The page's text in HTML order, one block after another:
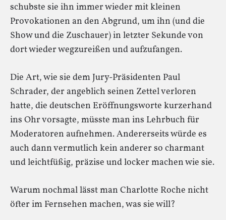
schubste sie ihn immer wieder mit kleinen
Provokationen an den Abgrund, um ihn (und die
Show und die Zuschauer) in letzter Sekunde von
dort wieder wegzureißen und aufzufangen.
Die Art, wie sie dem Jury-Präsidenten Paul
Schrader, der angeblich seinen Zettel verloren
hatte, die deutschen Eröffnungsworte kurzerhand
ins Ohr vorsagte, müsste man ins Lehrbuch für
Moderatoren aufnehmen. Andererseits würde es
auch dann vermutlich kein anderer so charmant
und leichtfüßig, präzise und locker machen wie sie.
Warum nochmal lässt man Charlotte Roche nicht
öfter im Fernsehen machen, was sie will?